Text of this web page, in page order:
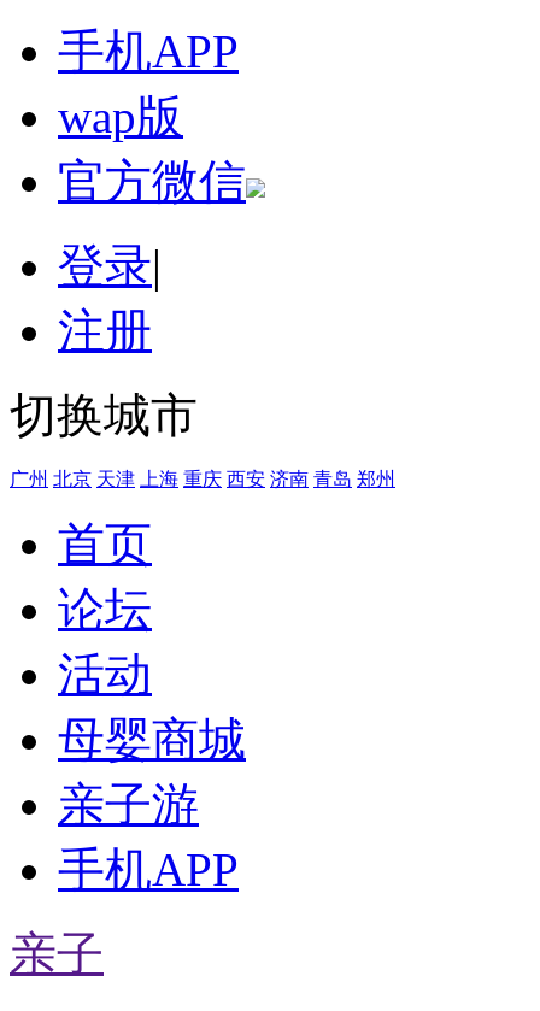
手机APP
wap版
官方微信
登录|
注册
切换城市
广州 北京 天津 上海 重庆 西安 济南 青岛 郑州
首页
论坛
活动
母婴商城
亲子游
手机APP
亲子